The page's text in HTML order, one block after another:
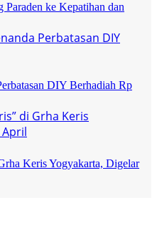
Paraden ke Kepatihan dan
DIY Berhadiah Rp
Keris Yogyakarta, Digelar